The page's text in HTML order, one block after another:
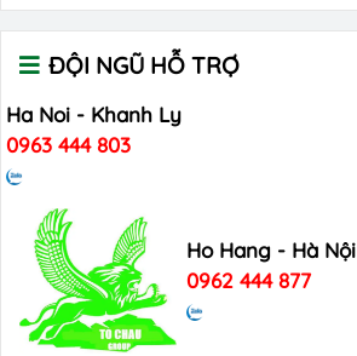
ĐỘI NGŨ HỖ TRỢ
Ha Noi - Khanh Ly
0963 444 803
Ho Hang - Hà Nội
0962 444 877